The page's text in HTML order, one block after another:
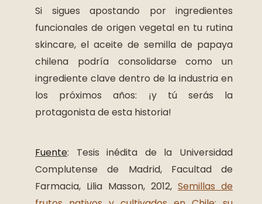
Si sigues apostando por ingredientes
funcionales de origen vegetal en tu rutina
skincare, el aceite de semilla de papaya
chilena podría consolidarse como un
ingrediente clave dentro de la industria en
los próximos años: ¡y tú serás la
protagonista de esta historia!
Fuente: Tesis inédita de la Universidad
Complutense de Madrid, Facultad de
Farmacia, Lilia Masson, 2012, Semillas de